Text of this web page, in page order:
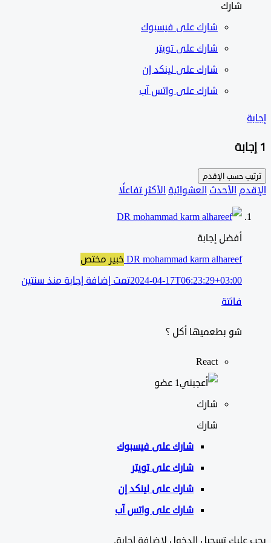
شارك على فيسبوك
شارك على تويتر
شارك على لينكد إن
شارك على واتس آب
حسبالإقدم
الأحدثالعشوائيةالأكثر تفاعلًا
أفضل إجابة
DR mohammad karm alhareefخبير مختص
2024-04-17T06:23:29+03:00تمت إضافة إجابة منذ سنتين
شو بطعميها أكل ؟
React
‫1 عضو
شارك
شارك علىفيسبوك
شارك على تويتر
شارك على لينكد إن
شارك على واتس آب